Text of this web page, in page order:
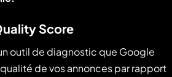
Score
outil de diagnostic que Google
de vos annonces par rapport